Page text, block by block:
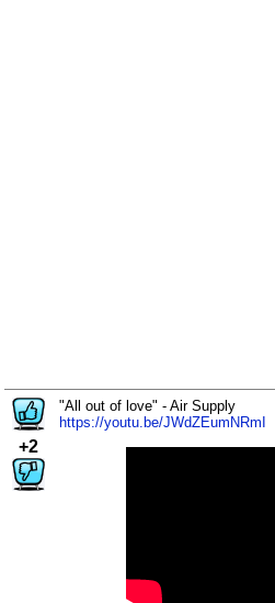
+2
"All out of love" - Air Supply
https://youtu.be/JWdZEumNRmI